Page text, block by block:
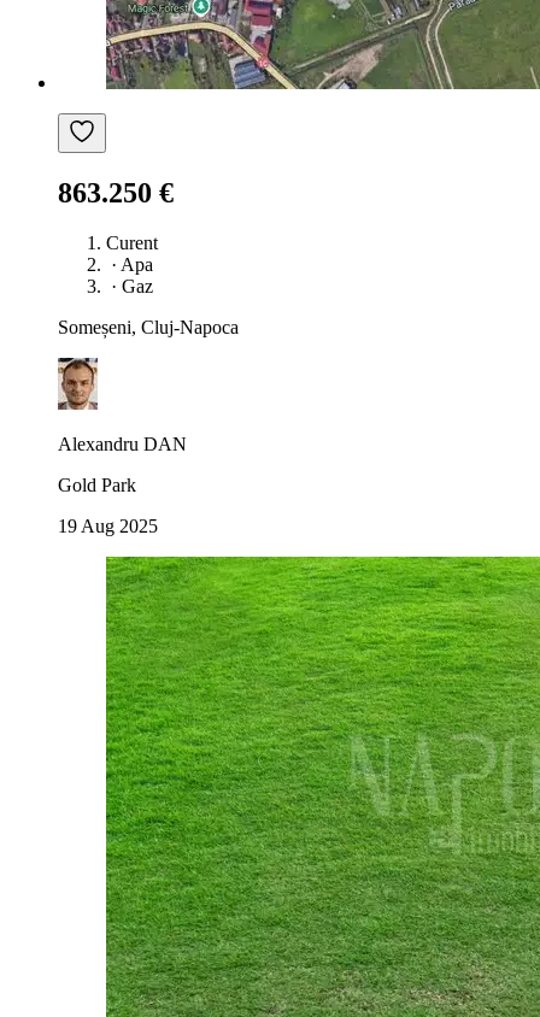
863.250 €
Curent
· Apa
· Gaz
Someșeni, Cluj-Napoca
Alexandru DAN
Gold Park
19 Aug 2025